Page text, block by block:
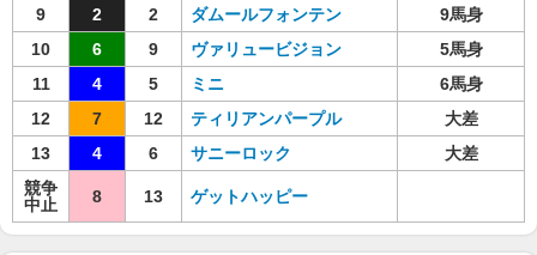
9
2 2 ダムールフォンテン
9馬身
10
6 9 ヴァリュービジョン
5馬身
11
4 5 ミニ
6馬身
12
7 12 ティリアンパープル
大差
13
4 6 サニーロック
大差
競争
中止
8 13 ゲットハッピー